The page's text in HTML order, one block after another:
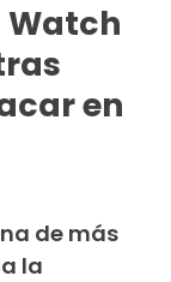
Watch
en
de más
la